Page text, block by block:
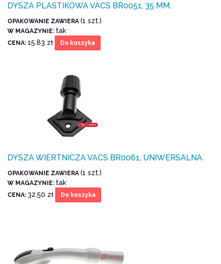
DYSZA PLASTIKOWA VACS BR0051, 35 MM.
OPAKOWANIE ZAWIERA (1 szt.)
W MAGAZYNIE: tak
CENA: 15.83 zł Do koszyka
DYSZA WIERTNICZA VACS BR0061, UNIWERSALNA.
OPAKOWANIE ZAWIERA (1 szt.)
W MAGAZYNIE: tak
CENA: 32.50 zł Do koszyka